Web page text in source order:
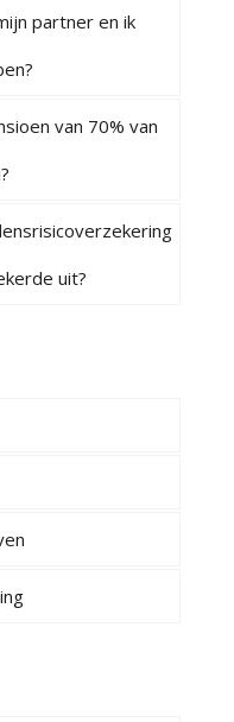
partner en ik
van 70% van
uit?